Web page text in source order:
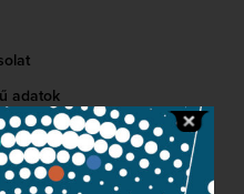
adatok